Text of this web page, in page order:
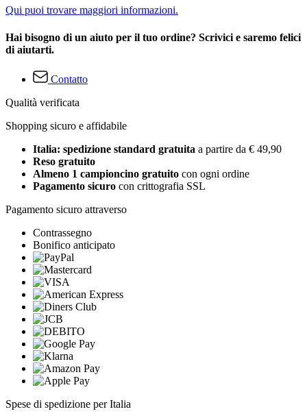
Qui puoi trovare maggiori informazioni.
Hai bisogno di un aiuto per il tuo ordine? Scrivici e saremo felici
di aiutarti.
Contatto
Qualità verificata
Shopping sicuro e affidabile
Italia: spedizione standard gratuita a partire da € 49,90
Reso gratuito
Almeno 1 campioncino gratuito con ogni ordine
Pagamento sicuro con crittografia SSL
Pagamento sicuro attraverso
Contrassegno
Bonifico anticipato
Spese di spedizione per Italia